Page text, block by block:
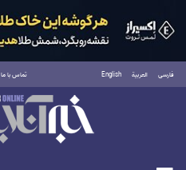
فارسی العربية English تماس با ما
شنبه ۱۷ مرداد ۱۴۰۵